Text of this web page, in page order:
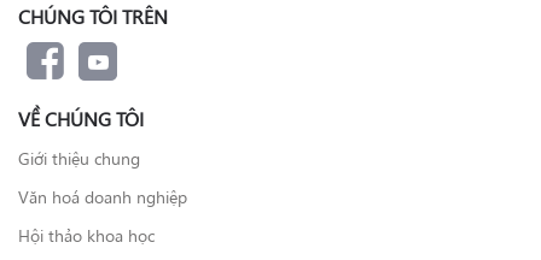
CHÚNG TÔI TRÊN
VỀ CHÚNG TÔI
Giới thiệu chung
Văn hoá doanh nghiệp
Hội thảo khoa học